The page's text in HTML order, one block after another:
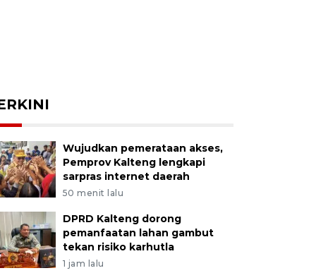
Wujudkan pemerataan akses,
Pemprov Kalteng lengkapi
sarpras internet daerah
50 menit lalu
DPRD Kalteng dorong
pemanfaatan lahan gambut
tekan risiko karhutla
1 jam lalu